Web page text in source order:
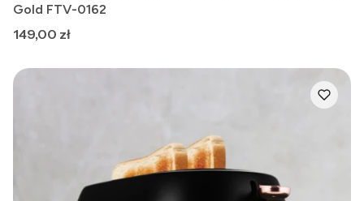
Gold FTV-0162
Cena
149,00 zł